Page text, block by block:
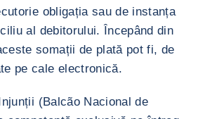
obligația sau de instanța
al debitorului. Începând din
somații de plată pot fi, de
pe cale electronică.
(Balcão Nacional de